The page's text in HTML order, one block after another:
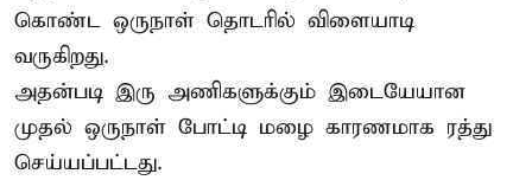
கொண்ட ஒருநாள் தொடரில் விளையாடி
வருகிறது.
அதன்படி இரு அணிகளுக்கும் இடையேயான
முதல் ஒருநாள் போட்டி மழை காரணமாக ரத்து
செய்யப்பட்டது.